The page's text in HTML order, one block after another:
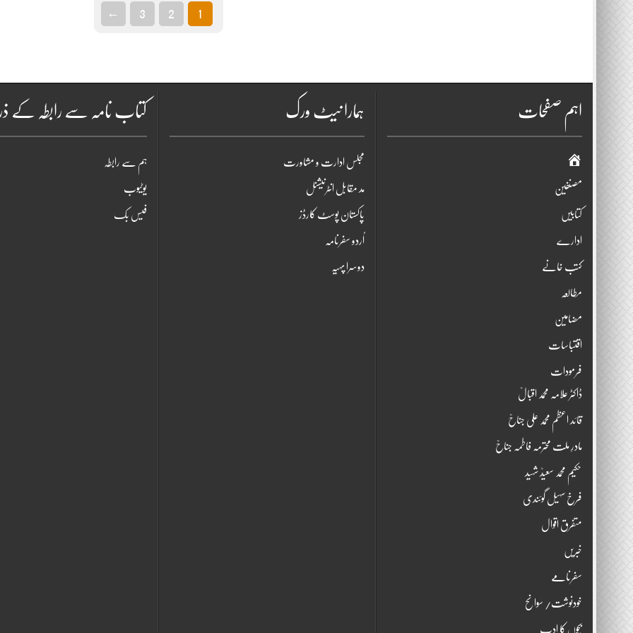
1
2
3
←
کتاب نامہ سے رابطہ کے
ہم سے رابطہ
یوٹیوب
فیس بک
ہمارا نیٹ ورک
مجلس ادارت و مشاورت
مد مقابل انٹرنیشنل
پاکستان پوسٹ کارڈز
اُردو سفرنامہ
دوسرا پہیہ
اہم صفحات
صفحہ
اوّل
مصنفین
کتابیں
ادارے
کتب خانے
مطالعہ
مضامین
اقتباسات
فرمودات
ڈاکٹر علامہ محمد اقبالؒ
قائد اعظم محمد علی جناحؒ
مادرِ ملت محترمہ فاطمہ جناحؒ
حکیم محمد سعیدؒ شہید
فرخ سہیل گوئندی
متفرق اقوال
خبریں
سفرنامے
خودنوشت/ سوانح
بچوں کا ادب